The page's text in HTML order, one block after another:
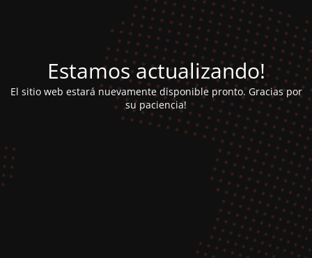
Estamos actualizando!
El sitio web estará nuevamente disponible pronto. Gracias por
su paciencia!